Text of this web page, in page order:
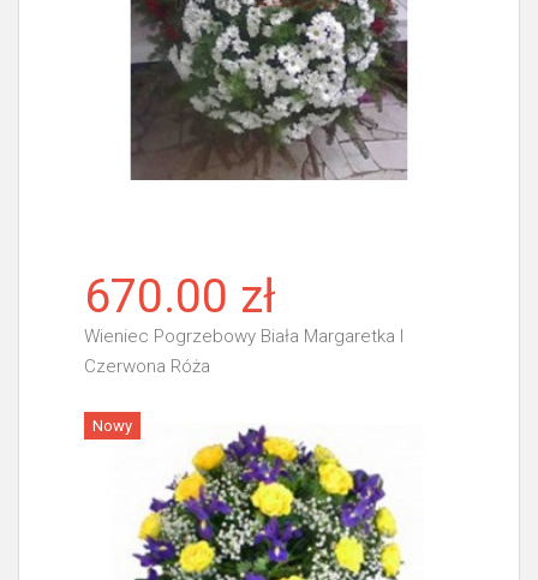
670.00 zł
Wieniec Pogrzebowy Biała Margaretka I
Czerwona Róża
Więcej
Nowy